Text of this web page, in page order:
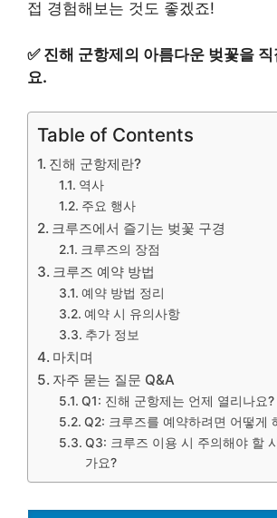
접 경험해보는 것도 좋겠죠!
✅ 진해 군항제의 아름다운 벚꽃을
요.
Table of Contents
진해 군항제란?
역사
주요 행사
크루즈에서 즐기는 벚꽃 구경
크루즈의 장점
크루즈 예약 방법
예약 방법 정리
예약 시 유의사항
추가 정보
마치며
자주 묻는 질문 Q&A
Q1: 진해 군항제는 언제 열리나요?
Q2: 크루즈를 예약하려면 어떻게
Q3: 크루즈 이용 시 주의해야 할
가요?